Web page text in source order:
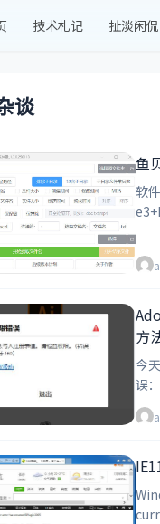
技术札记 扯淡闲侃
谈
鱼
软件功能 可以批量提取，指定文件夹内的文件名、后缀名、文
方
今